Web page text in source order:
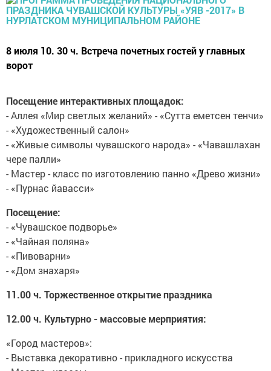
8 июля 10. 30 ч. Встреча почетных гостей у главных
ворот
Посещение интерактивных площадок:
- Аллея «Мир светлых желаний» - «Сутта еметсен тенчи»
- «Художественный салон»
- «Живые символы чувашского народа» - «Чавашлахан
чере палли»
- Мастер - класс по изготовлению панно «Древо жизни»
- «Пурнас йавасси»
Посещение:
- «Чувашское подворье»
- «Чайная поляна»
- «Пивоварни»
- «Дом знахаря»
11.00 ч. Торжественное открытие праздника
12.00 ч. Культурно - массовые мерприятия:
«Город мастеров»:
- Выставка декоративно - прикладного искусства